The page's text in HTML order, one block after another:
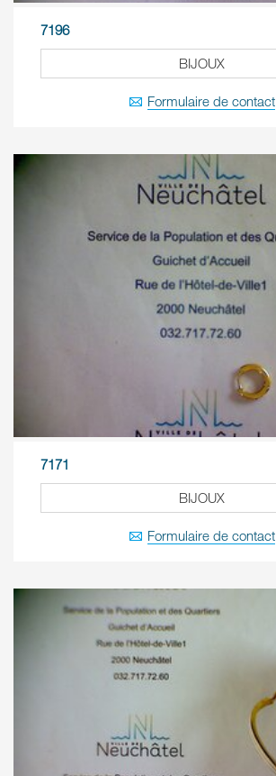
7196
BIJOUX
Formulaire de contact
7171
BIJOUX
Formulaire de contact